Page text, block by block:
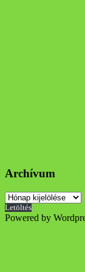
Archívum
Archívum
Letöltés
Powered by